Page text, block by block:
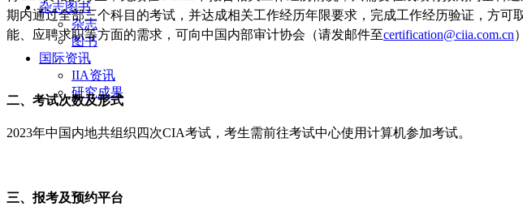
杂志图书
杂志
图书
国际资讯
IIA资讯
研究成果
期内通过全部三个科目的考试，并达成相关工作经历年限要求，完成工作经历验证，方
能、应聘求职等方面的需求，可向中国内部审计协会（请发邮件至certification@ciia.com.cn
二、考试次数及形式
2023年中国内地共组织四次CIA考试，考生需前往考试中心使用计算机参加考试。
三、报考及预约平台